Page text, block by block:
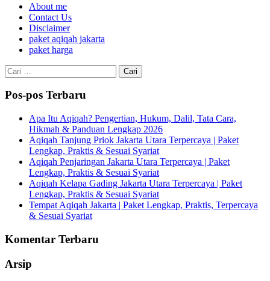
About me
Contact Us
Disclaimer
paket aqiqah jakarta
paket harga
Cari
untuk:
Pos-pos Terbaru
Apa Itu Aqiqah? Pengertian, Hukum, Dalil, Tata Cara,
Hikmah & Panduan Lengkap 2026
Aqiqah Tanjung Priok Jakarta Utara Terpercaya | Paket
Lengkap, Praktis & Sesuai Syariat
Aqiqah Penjaringan Jakarta Utara Terpercaya | Paket
Lengkap, Praktis & Sesuai Syariat
Aqiqah Kelapa Gading Jakarta Utara Terpercaya | Paket
Lengkap, Praktis & Sesuai Syariat
Tempat Aqiqah Jakarta | Paket Lengkap, Praktis, Terpercaya
& Sesuai Syariat
Komentar Terbaru
Arsip